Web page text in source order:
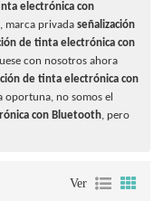
electrónica con
marca privadaseñalización
de tinta electrónica con
con nosotros ahora
de tinta electrónica con
oportuna, no somos el
con Bluetooth, pero
Ver